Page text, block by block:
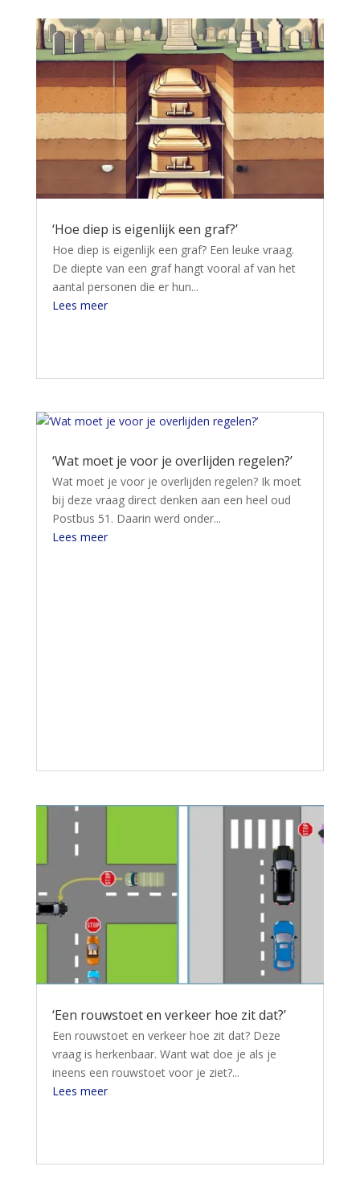
‘Hoe diep is eigenlijk een graf?’
Hoe diep is eigenlijk een graf? Een leuke vraag.
De diepte van een graf hangt vooral af van het
aantal personen die er hun...
Lees meer
‘Wat moet je voor je overlijden regelen?’
Wat moet je voor je overlijden regelen? Ik moet
bij deze vraag direct denken aan een heel oud
Postbus 51. Daarin werd onder...
Lees meer
‘Een rouwstoet en verkeer hoe zit dat?’
Een rouwstoet en verkeer hoe zit dat? Deze
vraag is herkenbaar. Want wat doe je als je
ineens een rouwstoet voor je ziet?...
Lees meer